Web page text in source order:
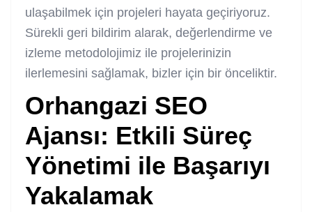
ulaşabilmek için projeleri hayata geçiriyoruz.
Sürekli geri bildirim alarak, değerlendirme ve
izleme metodolojimiz ile projelerinizin
ilerlemesini sağlamak, bizler için bir önceliktir.
Orhangazi SEO
Ajansı: Etkili Süreç
Yönetimi ile Başarıyı
Yakalamak